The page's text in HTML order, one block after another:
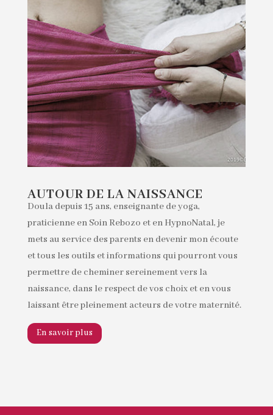
AUTOUR DE LA NAISSANCE
Doula depuis 15 ans, enseignante de yoga,
praticienne en Soin Rebozo et en HypnoNatal, je
mets au service des parents en devenir mon écoute
et tous les outils et informations qui pourront vous
permettre de cheminer sereinement vers la
naissance, dans le respect de vos choix et en vous
laissant être pleinement acteurs de votre maternité.
En savoir plus